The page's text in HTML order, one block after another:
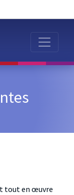
tout en œuvre